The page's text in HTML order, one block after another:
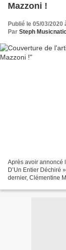
Mazzoni !
Publié le 05/03/2020
Par Steph
Après avoir annoncé
D’Un Entier Déchiré
dernier, Clémentine